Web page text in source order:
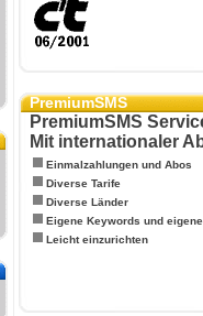
PremiumSMS
PremiumSMS
Mit internationaler
Einmalzahlungen und Abos
Diverse Tarife
Diverse Länder
Eigene Keywords und
Leicht einzurichten